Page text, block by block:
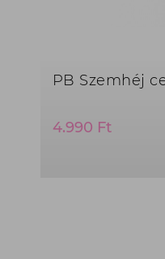
PB Szemhéj
Termék
4.990 Ft